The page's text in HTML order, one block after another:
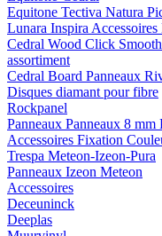
Equitone Tectiva Natura
Lunara Inspira
Cedral Wood Click
assortiment
Cedral Board Panneaux
Disques diamant pour fibre
Rockpanel
Panneaux Panneaux 8 mm
Accessoires Fixation
Trespa Meteon-Izeon-Pura
Panneaux Izeon Meteon
Accessoires
Deceuninck
Deeplas